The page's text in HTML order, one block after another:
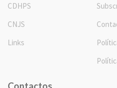
CDHPS
CNJS
Links